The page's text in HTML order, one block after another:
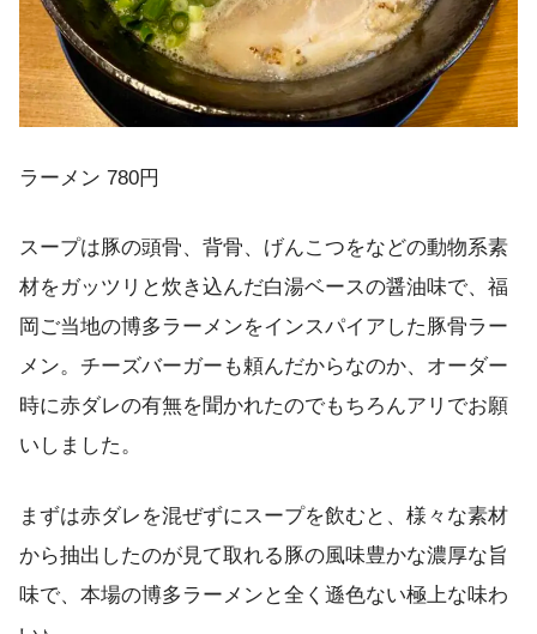
ラーメン 780円
スープは豚の頭骨、背骨、げんこつをなどの動物系素
材をガッツリと炊き込んだ白湯ベースの醤油味で、福
岡ご当地の博多ラーメンをインスパイアした豚骨ラー
メン。チーズバーガーも頼んだからなのか、オーダー
時に赤ダレの有無を聞かれたのでもちろんアリでお願
いしました。
まずは赤ダレを混ぜずにスープを飲むと、様々な素材
から抽出したのが見て取れる豚の風味豊かな濃厚な旨
味で、本場の博多ラーメンと全く遜色ない極上な味わ